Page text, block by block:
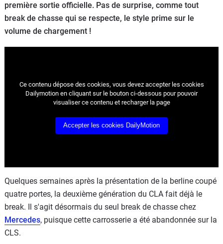
Forum
Moto
première sortie officielle. Pas de surprise, comme tout
break de chasse qui se respecte, le style prime sur le
volume de chargement !
Ce contenu dépose des cookies, vous devez accepter les cookies
Dailymotion en cliquant sur le bouton ci-dessous pour pouvoir
visualiser ce contenu et recharger la page
Accepter les cookies DailyMotion
Quelques semaines après la présentation de la berline coupé
quatre portes, la deuxième génération du CLA fait déjà le
break. Il s'agit désormais du seul break de chasse chez
Mercedes, puisque cette carrosserie a été abandonnée sur la
CLS.